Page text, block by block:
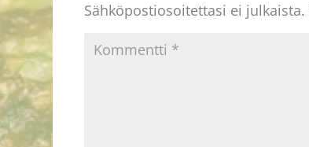
Sähköpostiosoitettasi ei julkaista.